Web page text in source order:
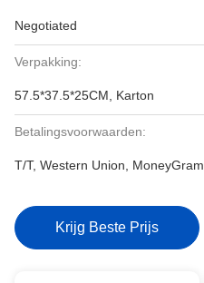
Negotiated
Verpakking:
57.5*37.5*25CM, Karton
Betalingsvoorwaarden:
T/T, Western Union, MoneyGram
Krijg Beste Prijs